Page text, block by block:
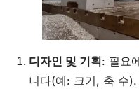
디자인 및 기획: 필요
니다(예: 크기, 축 수